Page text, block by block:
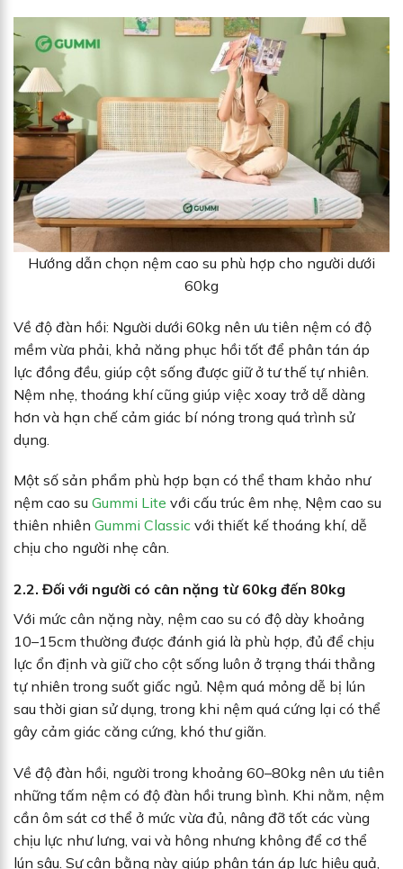
Hướng dẫn chọn nệm cao su phù hợp cho người dưới
60kg
Về độ đàn hồi: Người dưới 60kg nên ưu tiên nệm có độ
mềm vừa phải, khả năng phục hồi tốt để phân tán áp
lực đồng đều, giúp cột sống được giữ ở tư thế tự nhiên.
Nệm nhẹ, thoáng khí cũng giúp việc xoay trở dễ dàng
hơn và hạn chế cảm giác bí nóng trong quá trình sử
dụng.
Một số sản phẩm phù hợp bạn có thể tham khảo như
nệm cao su Gummi Lite với cấu trúc êm nhẹ, Nệm cao su
thiên nhiên Gummi Classic với thiết kế thoáng khí, dễ
chịu cho người nhẹ cân.
2.2. Đối với người có cân nặng từ 60kg đến 80kg
Với mức cân nặng này, nệm cao su có độ dày khoảng
10–15cm thường được đánh giá là phù hợp, đủ để chịu
lực ổn định và giữ cho cột sống luôn ở trạng thái thẳng
tự nhiên trong suốt giấc ngủ. Nệm quá mỏng dễ bị lún
sau thời gian sử dụng, trong khi nệm quá cứng lại có thể
gây cảm giác căng cứng, khó thư giãn.
Về độ đàn hồi, người trong khoảng 60–80kg nên ưu tiên
những tấm nệm có độ đàn hồi trung bình. Khi nằm, nệm
cần ôm sát cơ thể ở mức vừa đủ, nâng đỡ tốt các vùng
chịu lực như lưng, vai và hông nhưng không để cơ thể
lún sâu. Sự cân bằng này giúp phân tán áp lực hiệu quả,